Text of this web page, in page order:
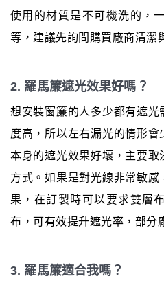
使用的材質是不可機洗的，
等，建議先詢問購買廠商清潔
2. 羅馬簾遮光效果好嗎？
想安裝窗簾的人多少都有遮
度高，所以左右漏光的情形
本身的遮光效果好壞，主要取
方式。如果是對光線非常敏
果，在訂製時可以要求雙層
布，可有效提升遮光率，部分
3. 羅馬簾適合我嗎？